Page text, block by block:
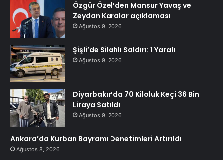
Özgür Özel’den Mansur Yavaş ve
Zeydan Karalar açıklaması
Ağustos 9, 2026
Şişli’de Silahlı Saldırı: 1 Yaralı
Ağustos 9, 2026
Diyarbakır’da 70 Kiloluk Keçi 36 Bin
Liraya Satıldı
Ağustos 9, 2026
Ankara’da Kurban Bayramı Denetimleri Artırıldı
Ağustos 8, 2026